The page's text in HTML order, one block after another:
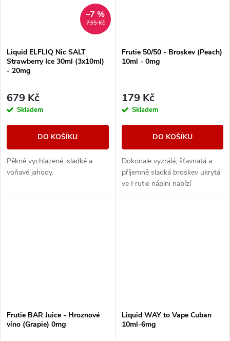
735 Kč
–7 %
Liquid ELFLIQ Nic SALT
Strawberry Ice 30ml (3x10ml)
- 20mg
679 Kč
Skladem
DO KOŠÍKU
Pěkně vychlazené, sladké a
voňavé jahody.
Frutie 50/50 - Broskev (Peach)
10ml - 0mg
179 Kč
Skladem
DO KOŠÍKU
Dokonale vyzrálá, šťavnatá a
příjemně sladká broskev ukrytá
ve Frutie náplni nabízí
autentickou ovocnou příchuť.
Frutie BAR Juice - Hroznové
víno (Grapie) 0mg
Liquid WAY to Vape Cuban
10ml-6mg